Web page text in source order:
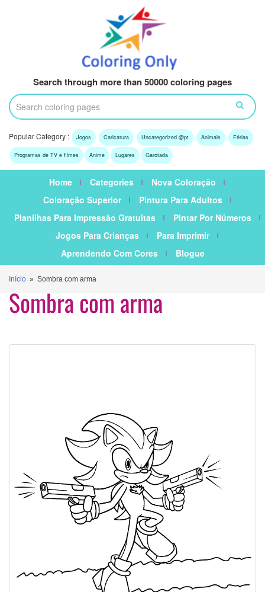
Search through more than 50000 coloring pages
Popular Category : Jogos Caricatura Uncategorized @pt Animais Férias
Programas de TV e filmes Anime Lugares Garotada
Home Categories
Nova Coloração
Coloração Superior
Pintura Para Adultos
Planilhas Para Impressão Gratuitas
Pintar Por Números
Jogos Para Crianças
Para Imprimir
Aprendendo Com Cores
Blogue
Início » Sombra com arma
Sombra com arma